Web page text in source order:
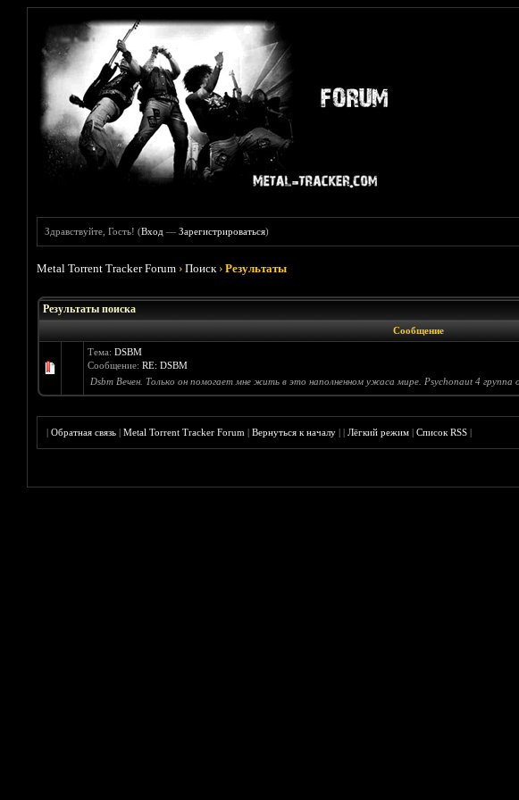
Здравствуйте, Гость! (Вход —Зарегистрироваться)
Metal Torrent Tracker Forum ›Поиск ›Результаты
Результаты поиска
Сообщение
Тема: DSBM
Сообщение: RE: DSBM
Dsbm Вечен. Только он помогает мне жить в это наполненном ужаса мире. Psychonaut 4 группа
|Обратная связь |Metal Torrent Tracker Forum |Вернуться к началу ||Лёгкий режим |Список RSS |